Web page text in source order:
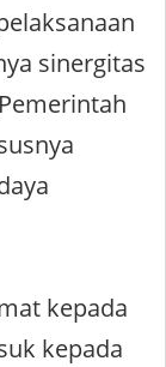
sinergitas
kepada
kepada